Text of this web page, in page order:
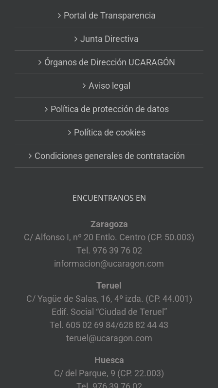
Portal de Transparencia
Junta Directiva
Órganos de Dirección UCARAGÓN
Aviso legal
Política de protección de datos
Política de cookies
Condiciones generales de contratación
ENCUENTRANOS EN
Zaragoza
C/ Alfonso I, nº 20 Entlo. Centro (CP. 50.003)
Tel. 976 39 76 02
informacion@ucaragon.com
Teruel
C/ Yagüe de Salas, 16, 4º izda. (CP. 44.001)
Edif. Social “Ciudad de Teruel”
Tel. 605 02 69 84/628 82 44 43
teruel@ucaragon.com
Huesca
C/ del Parque, 9 (CP. 22.003)